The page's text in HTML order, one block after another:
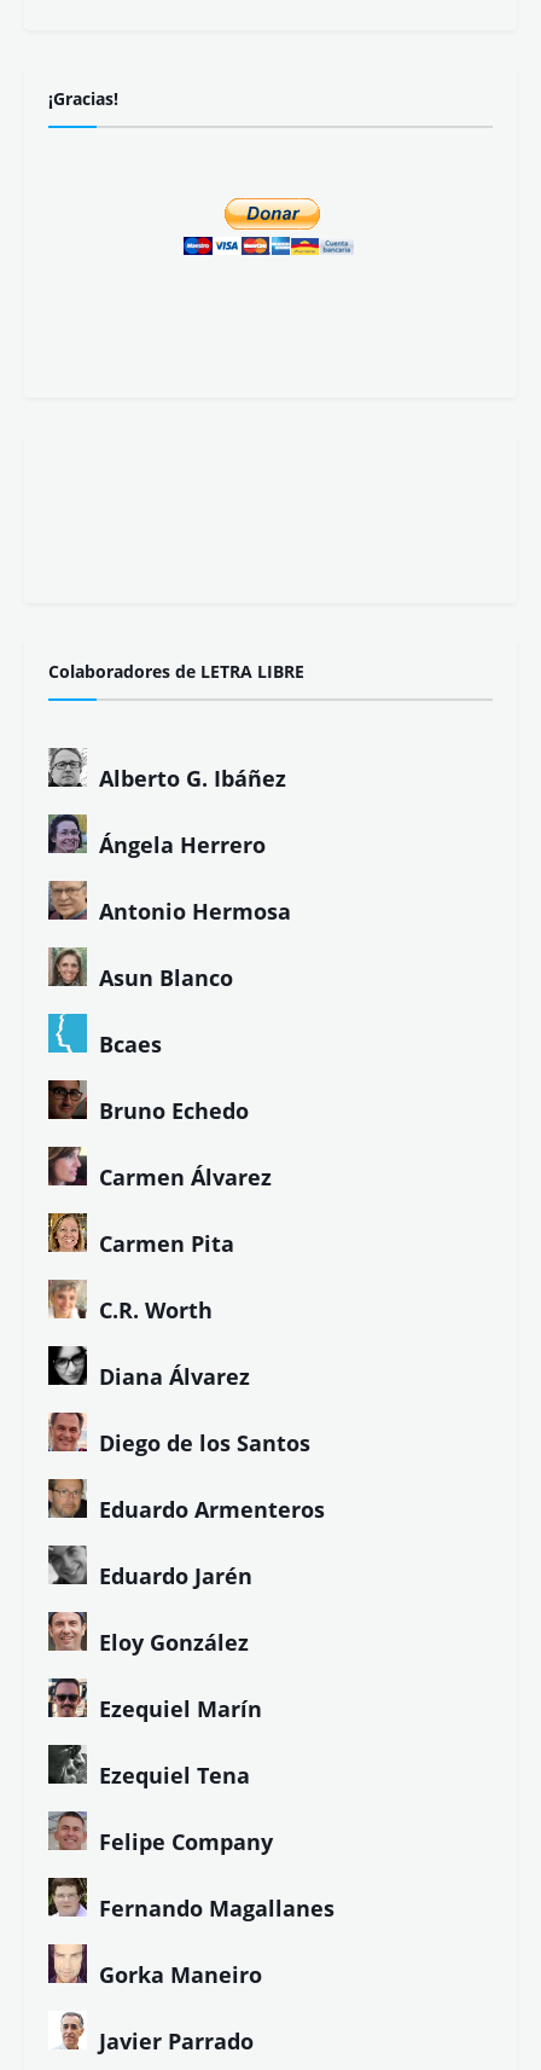
¡Gracias!
Colaboradores de LETRA LIBRE
Alberto G. Ibáñez
Ángela Herrero
Antonio Hermosa
Asun Blanco
Bcaes
Bruno Echedo
Carmen Álvarez
Carmen Pita
C.R. Worth
Diana Álvarez
Diego de los Santos
Eduardo Armenteros
Eduardo Jarén
Eloy González
Ezequiel Marín
Ezequiel Tena
Felipe Company
Fernando Magallanes
Gorka Maneiro
Javier Parrado